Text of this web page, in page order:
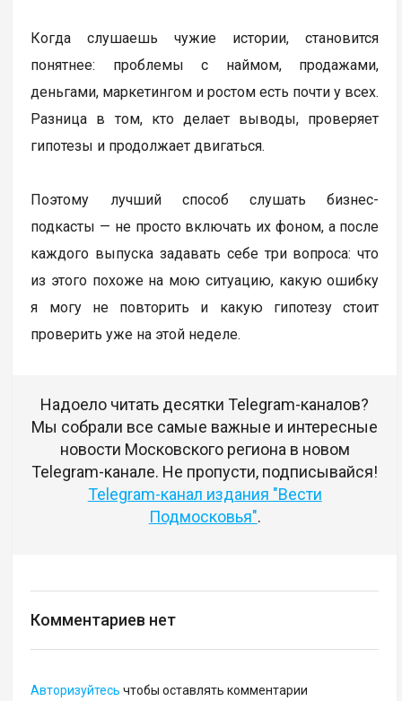
Когда слушаешь чужие истории, становится
понятнее: проблемы с наймом, продажами,
деньгами, маркетингом и ростом есть почти у всех.
Разница в том, кто делает выводы, проверяет
гипотезы и продолжает двигаться.
Поэтому лучший способ слушать бизнес-
подкасты — не просто включать их фоном, а после
каждого выпуска задавать себе три вопроса: что
из этого похоже на мою ситуацию, какую ошибку
я могу не повторить и какую гипотезу стоит
проверить уже на этой неделе.
Надоело читать десятки Telegram-каналов?
Мы собрали все самые важные и интересные
новости Московского региона в новом
Telegram-канале. Не пропусти, подписывайся!
Telegram-канал издания "Вести
Подмосковья".
Комментариев нет
Авторизуйтесь чтобы оставлять комментарии